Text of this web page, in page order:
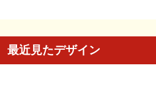
最近見たデザイン